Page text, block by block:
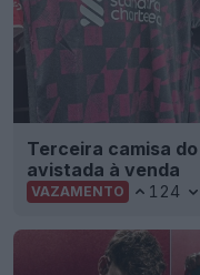
Terceira camisa
avistada à venda
VAZAMENTO 124